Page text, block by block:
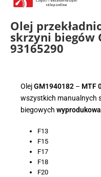
Olej
skrzyni biegów
93165290
OlejGM1940182 – MTF
wszystkich manualnych
biegowych
F13
F15
F17
F18
F20